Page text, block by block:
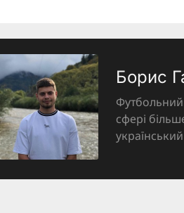
Борис
Футбольний
сфері